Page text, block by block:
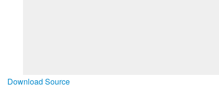
Download Source